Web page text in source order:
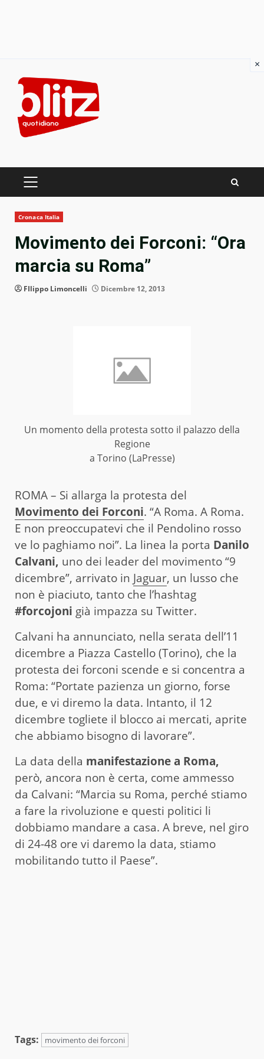
content
PRIMARY
Cronaca Italia
Movimento dei Forconi: “Ora
marcia su Roma”
FIlippo Limoncelli Dicembre 12, 2013
Un momento della protesta sotto il palazzo della
Regione
a Torino (LaPresse)
ROMA – Si allarga la protesta del
Movimento dei Forconi. “A Roma. A Roma.
E non preoccupatevi che il Pendolino rosso
ve lo paghiamo noi”. La linea la porta Danilo
Calvani, uno dei leader del movimento “9
dicembre”, arrivato in Jaguar, un lusso che
non è piaciuto, tanto che l’hashtag
#forcojoni già impazza su Twitter.
Calvani ha annunciato, nella serata dell’11
dicembre a Piazza Castello (Torino), che la
protesta dei forconi scende e si concentra a
Roma: “Portate pazienza un giorno, forse
due, e vi diremo la data. Intanto, il 12
dicembre togliete il blocco ai mercati, aprite
che abbiamo bisogno di lavorare”.
La data della manifestazione a Roma,
però, ancora non è certa, come ammesso
da Calvani: “Marcia su Roma, perché stiamo
a fare la rivoluzione e questi politici li
dobbiamo mandare a casa. A breve, nel giro
di 24-48 ore vi daremo la data, stiamo
mobilitando tutto il Paese”.
Tags: movimento dei forconi
×